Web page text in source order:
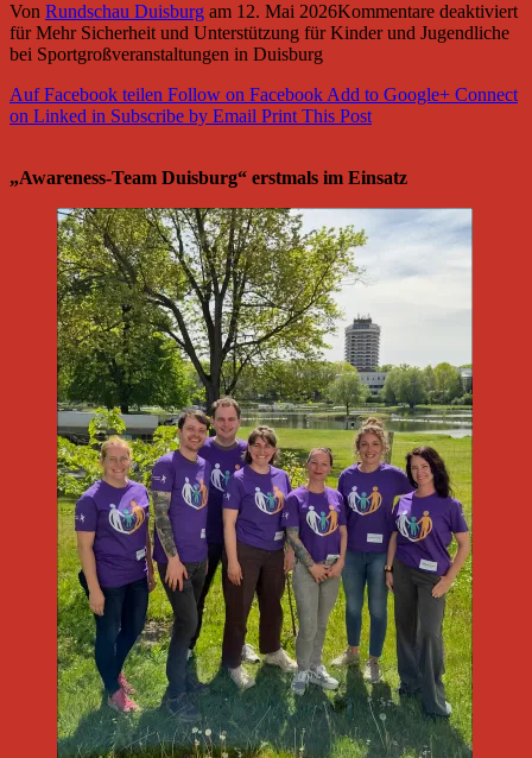
Von Rundschau Duisburg am 12. Mai 2026Kommentare deaktiviert
für Mehr Sicherheit und Unterstützung für Kinder und Jugendliche
bei Sportgroßveranstaltungen in Duisburg
Auf Facebook teilen Follow on FacebookAdd to Google+ Connect
on Linked in Subscribe by Email Print This Post
„Awareness-Team Duisburg“ erstmals im Einsatz